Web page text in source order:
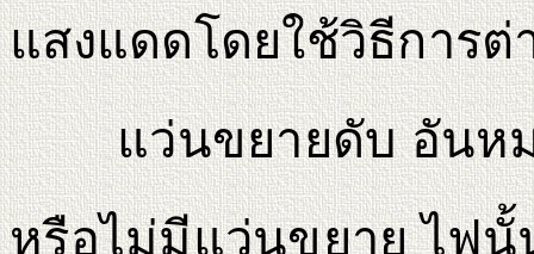
แสงแดดโดยใช้วิธีการต่
แว่นขยายดับ อันหมา
หรือไม่มีแว่นขยาย ไฟ